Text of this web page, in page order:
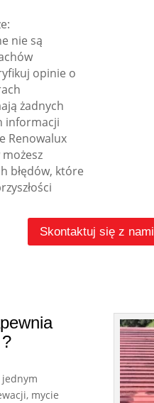
nie są
opinie o
żadnych
informacji
Renowalux
błędów, które
Skontaktuj się z nami
jednym
mycie